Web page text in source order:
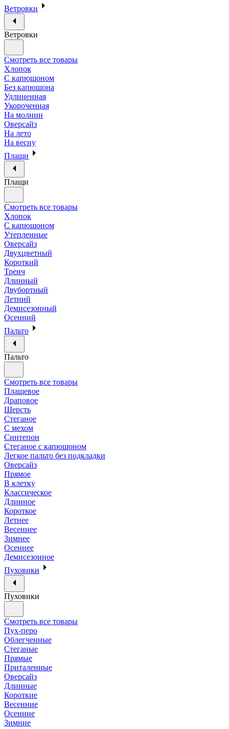
Ветровки
Ветровки
Смотреть все товары
Хлопок
С капюшоном
Без капюшона
Удлиненная
Укороченная
На молнии
Оверсайз
На лето
На весну
Плащи
Плащи
Смотреть все товары
Хлопок
С капюшоном
Утепленные
Оверсайз
Двухцветный
Короткий
Тренч
Длинный
Двубортный
Летний
Демисезонный
Осенний
Пальто
Пальто
Смотреть все товары
Плащевое
Драповое
Шерсть
Стеганое
С мехом
Синтепон
Стеганое с капюшоном
Легкое пальто без подкладки
Оверсайз
Прямое
В клетку
Классическое
Длинное
Короткое
Летнее
Весеннее
Зимнее
Осеннее
Демисезонное
Пуховики
Пуховики
Смотреть все товары
Пух-перо
Облегченные
Стеганые
Прямые
Приталенные
Оверсайз
Длинные
Короткие
Весенние
Осенние
Зимние